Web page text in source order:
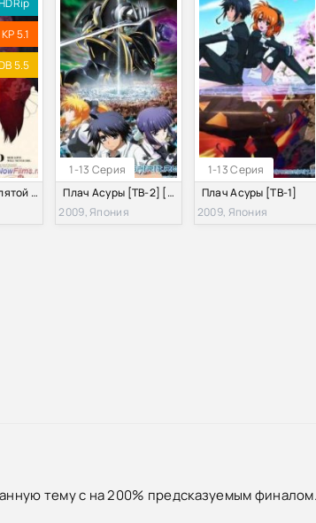
KP 5.1
5.5
Поцелуй проклятой (2012)
1-13 Серия
Плач Асуры [ТВ-2] [2009]
2009, Япония
1-13 Серия
Плач Асуры [ТВ-1]
2009, Япония
тему с на 200% предсказуемым